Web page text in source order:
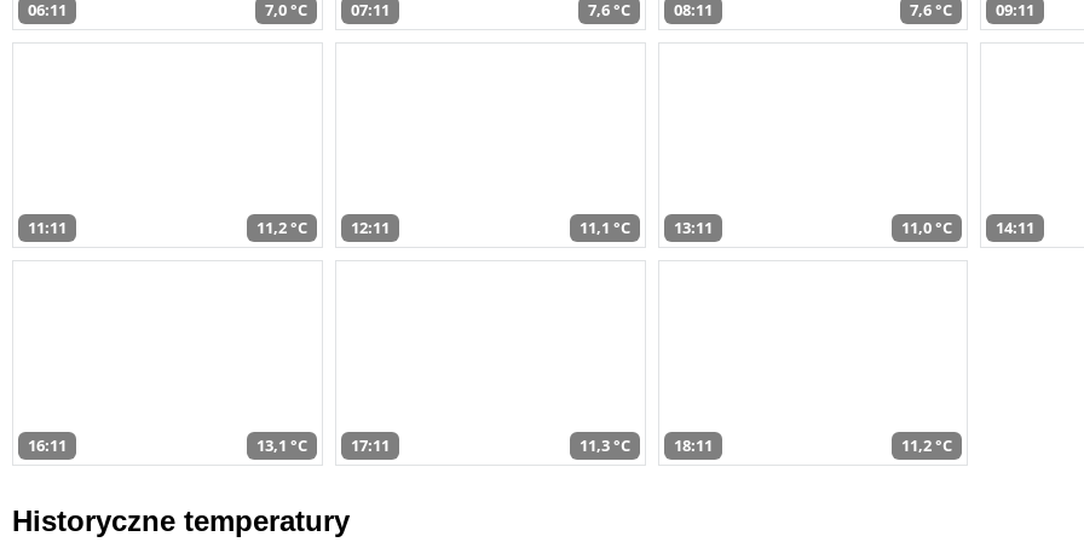
06:11 7,0 °C 07:11 7,6 °C 08:11 7,6 °C 09:11
11:11 11,2 °C 12:11 11,1 °C 13:11 11,0 °C 14:11
16:11 13,1 °C 17:11 11,3 °C 18:11 11,2 °C
Historyczne temperatury